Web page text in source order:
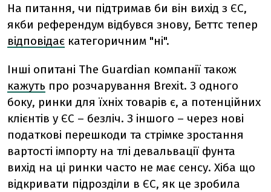
На питання, чи підтримав би він вихід з ЄС,
якби референдум відбувся знову, Беттс тепер
відповідає категоричним "ні".
Інші опитані The Guardian компанії також
кажуть про розчарування Brexit. З одного
боку, ринки для їхніх товарів є, а потенційних
клієнтів у ЄС – безліч. З іншого – через нові
податкові перешкоди та стрімке зростання
вартості імпорту на тлі девальвації фунта
вихід на ці ринки часто не має сенсу. Хіба що
відкривати підрозділи в ЄС, як це зробила